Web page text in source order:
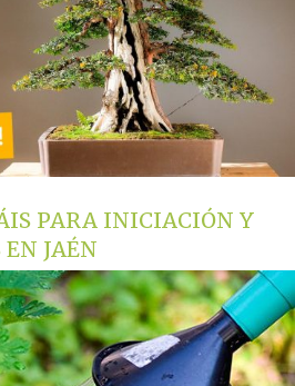
PARA INICIACIÓN Y
JAÉN